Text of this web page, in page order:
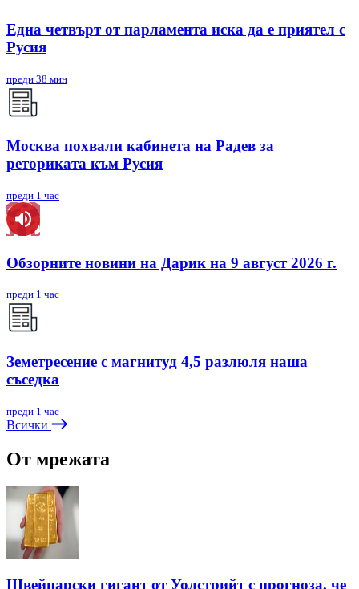
Една четвърт от парламента иска да е приятел с
Русия
преди 38 мин
Москва похвали кабинета на Радев за
реториката към Русия
преди 1 час
Обзорните новини на Дарик на 9 август 2026 г.
преди 1 час
Земетресение с магнитуд 4,5 разлюля наша
съседка
преди 1 час
Всички
От мрежата
Швейцарски гигант от Уолстрийт с прогноза, че